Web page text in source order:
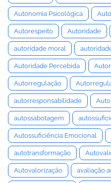
Autonomia Psicológica
Autorespeito Autoridade
autoridade moral
Autoridade Percebida
Autorregulação
autorresponsabilidade
autossabotagem
Autossuficiência Emocional
autotransformação
Autovalorização avaliação